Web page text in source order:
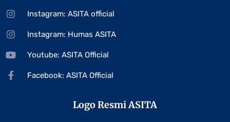
Instagram: ASITA official
Instagram: Humas ASITA
Youtube: ASITA Official
Facebook: ASITA Official
Logo Resmi ASITA